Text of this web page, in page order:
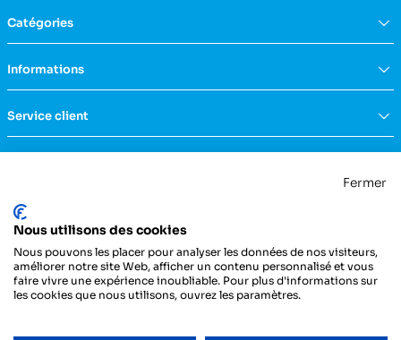
La Centrale Médicale
ZI de la Petite Dimerie - 15, rue du 11 Novembre
62310 Fruges
France
03 21 04 21 21
Catégories
Aide à la vie
Confort & bien-être
Rééducation & massage
Mobilier
Diagnostic
Hygiène & protection
Instrumentation
Informations
FAQs
Notre engagement RSE
Service client
Nous contacter
Conditions générales de vente
Fermer
Nous utilisons des cookies
Nous pouvons les placer pour analyser les données de nos visiteurs,
améliorer notre site Web, afficher un contenu personnalisé et vous
faire vivre une expérience inoubliable. Pour plus d'informations sur
les cookies que nous utilisons, ouvrez les paramètres.